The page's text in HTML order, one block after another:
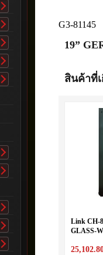
G3-81145
19”
สินค้าที่
Link CH-
GLASS-
Toggle
submenu
Toggle
submenu
Toggle
submenu
Toggle
submenu
Toggle
Toggle
submenu
Toggle
Toggle
submenu
Toggle
submenu
Toggle